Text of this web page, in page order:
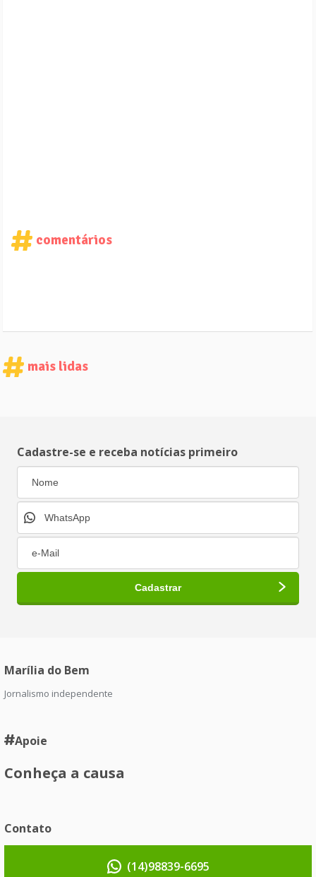
comentários
mais lidas
Cadastre-se e receba notícias primeiro
Marília do Bem
Jornalismo independente
Apoie
Conheça a causa
Contato
(14)98839-6695